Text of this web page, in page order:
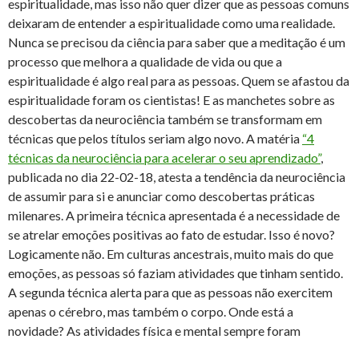
espiritualidade, mas isso não quer dizer que as pessoas comuns
deixaram de entender a espiritualidade como uma realidade.
Nunca se precisou da ciência para saber que a meditação é um
processo que melhora a qualidade de vida ou que a
espiritualidade é algo real para as pessoas. Quem se afastou da
espiritualidade foram os cientistas! E as manchetes sobre as
descobertas da neurociência também se transformam em
técnicas que pelos títulos seriam algo novo. A matéria “4
técnicas da neurociência para acelerar o seu aprendizado”,
publicada no dia 22-02-18, atesta a tendência da neurociência
de assumir para si e anunciar como descobertas práticas
milenares. A primeira técnica apresentada é a necessidade de
se atrelar emoções positivas ao fato de estudar. Isso é novo?
Logicamente não. Em culturas ancestrais, muito mais do que
emoções, as pessoas só faziam atividades que tinham sentido.
A segunda técnica alerta para que as pessoas não exercitem
apenas o cérebro, mas também o corpo. Onde está a
novidade? As atividades física e mental sempre foram